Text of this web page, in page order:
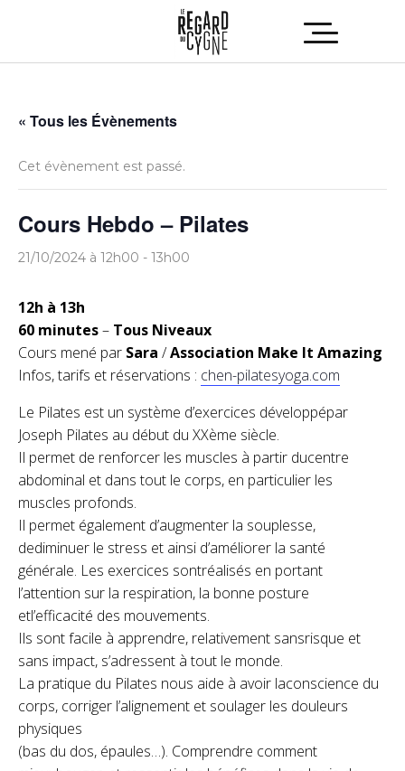
« Tous les Évènements
Cet évènement est passé.
Cours Hebdo – Pilates
21/10/2024 à 12h00 - 13h00
12h à 13h
60 minutes– Tous Niveaux
Cours mené par Sara /Association Make It Amazing
Infos, tarifs et réservations : chen-pilatesyoga.com
Le Pilates est un système d’exercices développépar
Joseph Pilates au début du XXème siècle.
Il permet de renforcer les muscles à partir ducentre
abdominal et dans tout le corps, en particulier les
muscles profonds.
Il permet également d’augmenter la souplesse,
dediminuer le stress et ainsi d’améliorer la santé
générale. Les exercices sontréalisés en portant
l’attention sur la respiration, la bonne posture
etl’efficacité des mouvements.
Ils sont facile à apprendre, relativement sansrisque et
sans impact, s’adressent à tout le monde.
La pratique du Pilates nous aide à avoir laconscience du
corps, corriger l’alignement et soulager les douleurs
physiques
(bas du dos, épaules…). Comprendre comment